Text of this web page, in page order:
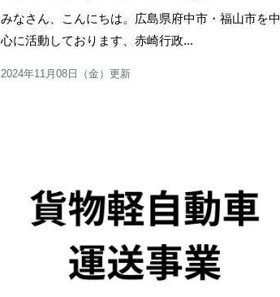
みなさん、こんにちは。広島県府中市・福山市を中
心に活動しております、赤崎行政...
2024年11月08日（金）更新